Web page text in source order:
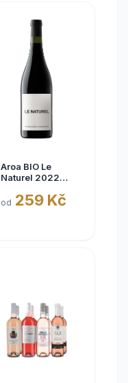
Aroa BIO Le
Naturel 2022
Navarra, bez
od 259 Kč